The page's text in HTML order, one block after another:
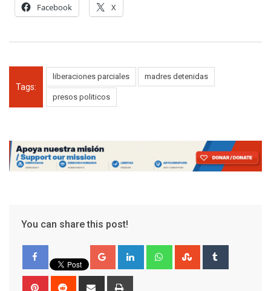
Facebook X
Tags:
liberaciones parciales madres detenidas
presos politicos
You can share this post!
Google+ LinkedIn WhatsappStumbleUpon
Pinterest Reddit
Share